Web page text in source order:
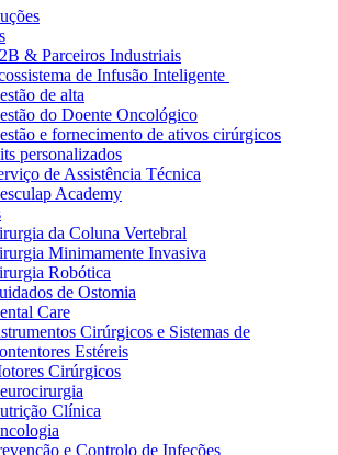
que procura. Visite o catálogo de produtos
o nosso portfólio completo.
juntos a inovação na tecnologia médica.
o nosso centro de inovação e apresente a sua
& Parceiros Industriais
de Infusão Inteligente
de alta
do Doente Oncológico
e fornecimento de ativos cirúrgicos
personalizados
de Assistência Técnica
Academy
da Coluna Vertebral
Minimamente Invasiva
Robótica
de Ostomia
Care
Cirúrgicos e Sistemas de
Estéreis
Cirúrgicos
Clínica
e Controlo de Infeções